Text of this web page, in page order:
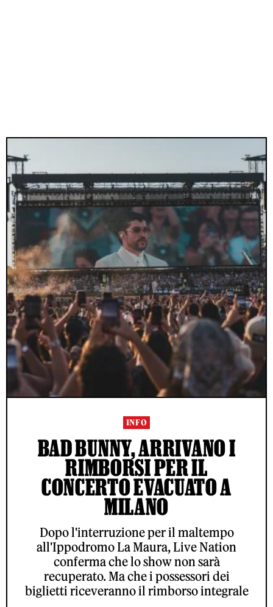
INFO
BAD BUNNY, ARRIVANO I
RIMBORSI PER IL
CONCERTO EVACUATO A
MILANO
Dopo l'interruzione per il maltempo
all'Ippodromo La Maura, Live Nation
conferma che lo show non sarà
recuperato. Ma che i possessori dei
biglietti riceveranno il rimborso integrale